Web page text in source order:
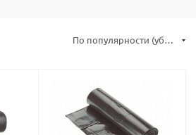
По популярности (убывание)